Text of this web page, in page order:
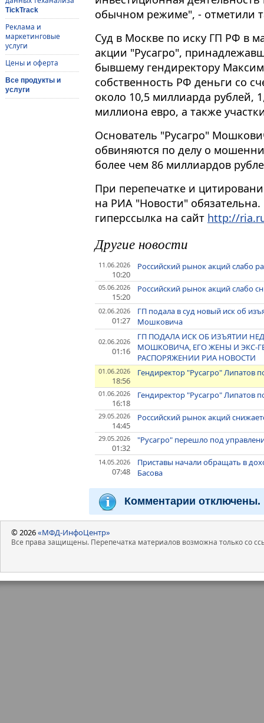
TickTrack
Реклама и
маркетинговые
услуги
Цены и оферта
Все продукты и
услуги
обычном режиме", - отметили
Суд в Москве по иску ГП РФ в
акции "Русагро",
бывшему гендиректору
собственность РФ деньги со
около 10,5 миллиарда рублей,
миллиона евро, а также
Основатель "Русагро"
обвиняются по делу о
более чем 86 миллиардов
При перепечатке и
на РИА "Новости"
гиперссылка на сайт http://
Другие новости
11.06.2026
10:20
Российский рынок акций слабо
05.06.2026
15:20
Российский рынок акций слабо
02.06.2026
01:27
ГП подала в суд новый иск об
Мошковича
02.06.2026
01:16
ГП ПОДАЛА ИСК ОБ ИЗЪЯТИИ
МОШКОВИЧА, ЕГО ЖЕНЫ И ЭКС-
РАСПОРЯЖЕНИИ РИА НОВОСТИ
01.06.2026
18:56
Гендиректор "Русагро" Липатов
01.06.2026
16:18
Гендиректор "Русагро" Липатов
29.05.2026
14:45
Российский рынок акций
29.05.2026
01:32
"Русагро" перешло под
14.05.2026
07:48
Приставы начали обращать в
Басова
Комментарии отключены.
© 2026«МФД-ИнфоЦентр»
Все права защищены. Перепечатка материалов возможна только со